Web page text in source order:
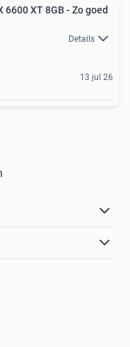
6600 XT 8GB - Zo goed
Details
13 jul 26